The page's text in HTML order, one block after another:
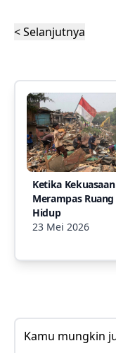
< Selanjutnya
Ketika Kekuasaan
Merampas Ruang
Hidup
23 Mei 2026
Kamu mungkin